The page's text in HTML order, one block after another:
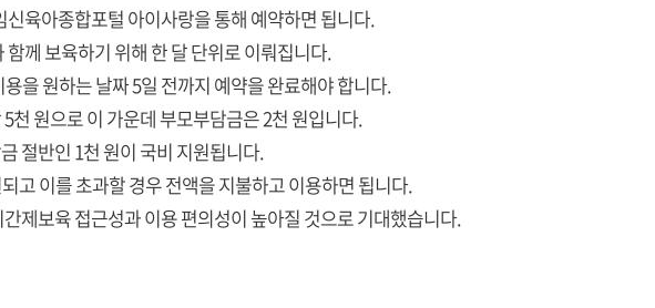
육아종합포털 아이사랑을 통해 예약하면 됩니다.
께 보육하기 위해 한 달 단위로 이뤄집니다.
을 원하는 날짜 5일 전까지 예약을 완료해야 합니다.
천 원으로 이 가운데 부모부담금은 2천 원입니다.
절반인 1천 원이 국비 지원됩니다.
고 이를 초과할 경우 전액을 지불하고 이용하면 됩니다.
제보육 접근성과 이용 편의성이 높아질 것으로 기대했습니다.